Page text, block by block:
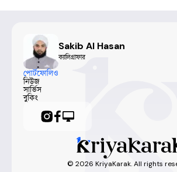
Sakib Al Hasan
ক্যালিগ্রাফার
পোর্টফোলিও
নিউজ
সার্ভিস
বুকিং
© 2026 KriyaKarak. All rights